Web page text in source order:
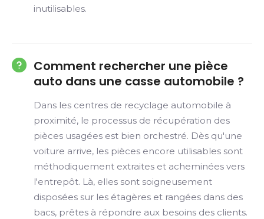
inutilisables.
Comment rechercher une pièce
auto dans une casse automobile ?
Dans les centres de recyclage automobile à
proximité, le processus de récupération des
pièces usagées est bien orchestré. Dès qu'une
voiture arrive, les pièces encore utilisables sont
méthodiquement extraites et acheminées vers
l'entrepôt. Là, elles sont soigneusement
disposées sur les étagères et rangées dans des
bacs, prêtes à répondre aux besoins des clients.